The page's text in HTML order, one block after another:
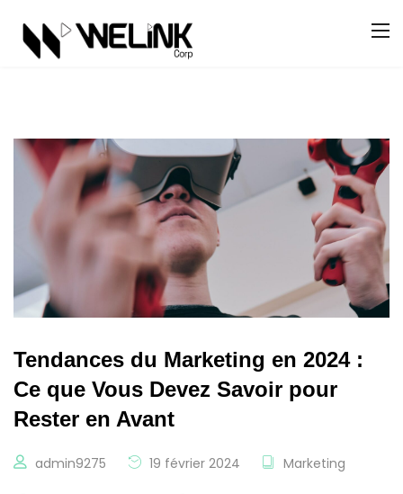
Tendances du Marketing en 2024 :
Ce que Vous Devez Savoir pour
Rester en Avant
admin9275 19 février 2024 Marketing